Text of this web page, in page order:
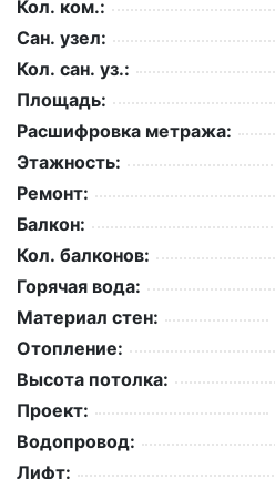
Кол. ком.:
Сан. узел:
Кол. сан. уз.:
Площадь:
Расшифровка метража:
Этажность:
Ремонт:
Балкон:
Кол. балконов:
Горячая вода:
Материал стен:
Отопление:
Высота потолка:
Проект:
Водопровод:
Лифт: